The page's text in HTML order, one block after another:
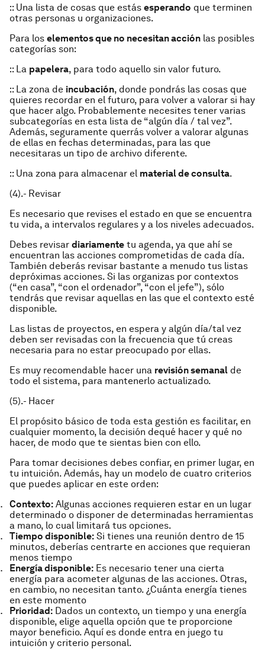
:: Una lista de cosas que estás esperando que terminen
otras personas u organizaciones.
Para los elementos que no necesitan acción las posibles
categorías son:
:: La papelera, para todo aquello sin valor futuro.
:: La zona de incubación, donde pondrás las cosas que
quieres recordar en el futuro, para volver a valorar si hay
que hacer algo. Probablemente necesites tener varias
subcategorías en esta lista de “algún día / tal vez”.
Además, seguramente querrás volver a valorar algunas
de ellas en fechas determinadas, para las que
necesitaras un tipo de archivo diferente.
:: Una zona para almacenar el material de consulta.
(4).- Revisar
Es necesario que revises el estado en que se encuentra
tu vida, a intervalos regulares y a los niveles adecuados.
Debes revisar diariamente tu agenda, ya que ahí se
encuentran las acciones comprometidas de cada día.
También deberás revisar bastante a menudo tus listas
depróximas acciones. Si las organizas por contextos
(“en casa”, “con el ordenador”, “con el jefe”), sólo
tendrás que revisar aquellas en las que el contexto esté
disponible.
Las listas de proyectos, en espera y algún día/tal vez
deben ser revisadas con la frecuencia que tú creas
necesaria para no estar preocupado por ellas.
Es muy recomendable hacer una revisión semanal de
todo el sistema, para mantenerlo actualizado.
(5).- Hacer
El propósito básico de toda esta gestión es facilitar, en
cualquier momento, la decisión dequé hacer y qué no
hacer, de modo que te sientas bien con ello.
Para tomar decisiones debes confiar, en primer lugar, en
tu intuición. Además, hay un modelo de cuatro criterios
que puedes aplicar en este orden:
Contexto: Algunas acciones requieren estar en un lugar
determinado o disponer de determinadas herramientas
a mano, lo cual limitará tus opciones.
Tiempo disponible: Si tienes una reunión dentro de 15
minutos, deberías centrarte en acciones que requieran
menos tiempo
Energía disponible: Es necesario tener una cierta
energía para acometer algunas de las acciones. Otras,
en cambio, no necesitan tanto. ¿Cuánta energía tienes
en este momento
Prioridad: Dados un contexto, un tiempo y una energía
disponible, elige aquella opción que te proporcione
mayor beneficio. Aquí es donde entra en juego tu
intuición y criterio personal.